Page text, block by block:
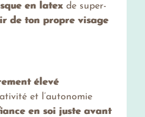
en latex de super-
de ton propre visage
élevé
et l’autonomie
en soi juste avant